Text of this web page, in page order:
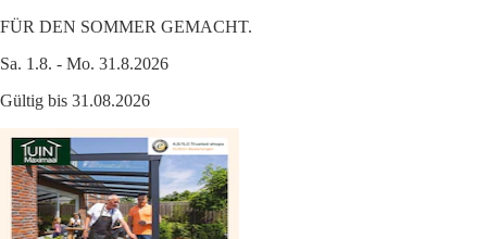
FÜR DEN SOMMER GEMACHT.
Sa. 1.8. - Mo. 31.8.2026
Gültig bis 31.08.2026